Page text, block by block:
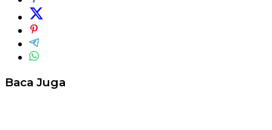
Baca Juga